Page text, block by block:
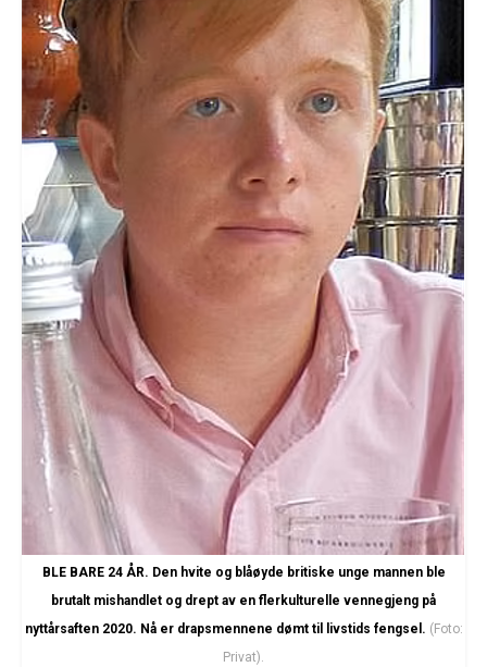
BLE BARE 24 ÅR. Den hvite og blåøyde britiske unge mannen ble
brutalt mishandlet og drept av en flerkulturelle vennegjeng på
nyttårsaften 2020. Nå er drapsmennene dømt til livstids fengsel. (Foto:
Privat).